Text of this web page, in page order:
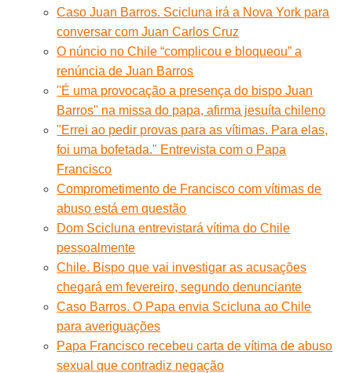
Caso Juan Barros. Scicluna irá a Nova York para
conversar com Juan Carlos Cruz
O núncio no Chile “complicou e bloqueou” a
renúncia de Juan Barros
''É uma provocação a presença do bispo Juan
Barros'' na missa do papa, afirma jesuíta chileno
"Errei ao pedir provas para as vítimas. Para elas,
foi uma bofetada." Entrevista com o Papa
Francisco
Comprometimento de Francisco com vítimas de
abuso está em questão
Dom Scicluna entrevistará vítima do Chile
pessoalmente
Chile. Bispo que vai investigar as acusações
chegará em fevereiro, segundo denunciante
Caso Barros. O Papa envia Scicluna ao Chile
para averiguações
Papa Francisco recebeu carta de vítima de abuso
sexual que contradiz negação